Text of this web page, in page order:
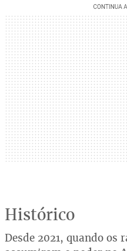
Histórico
Desde 2021, quando os